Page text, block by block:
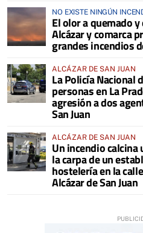
NO EXISTE NINGÚN
COMARCA
El olor a quemado
Alcázar y comarca
grandes incendios
ALCÁZAR DE SAN JUAN
La Policía Nacional
personas en La
agresión a dos
San Juan
ALCÁZAR DE SAN JUAN
Un incendio calcina
la carpa de un
hostelería en la
Alcázar de San Juan